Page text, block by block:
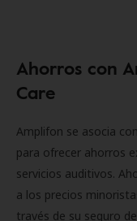
Ahorros con
Care
Amplifon se asocia
para ofrecer ahorros
servicios auditivos.
a los precios
través de su seguro